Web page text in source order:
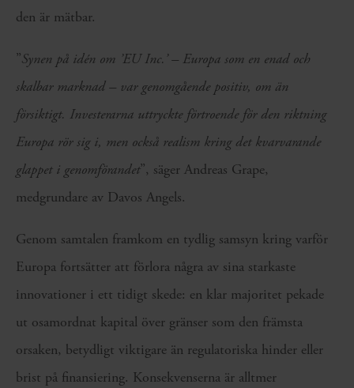
den är mätbar.
”Synen på idén om ’EU Inc.’ – Europa som en enad och
skalbar marknad – var genomgående positiv, om än
försiktigt. Investerarna uttryckte förtroende för den riktning
Europa rör sig i, men också realism kring det kvarvarande
glappet i genomförandet”, säger Andreas Grape,
medgrundare av Davos Angels.
Genom samtalen framkom en tydlig samsyn kring varför
Europa fortsätter att förlora några av sina starkaste
innovationer i ett tidigt skede: en klar majoritet pekade
ut osamordnat kapital över gränser som den främsta
orsaken, betydligt viktigare än regulatoriska hinder eller
brist på finansiering. Konsekvenserna är alltmer